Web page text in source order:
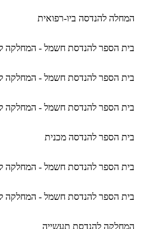
המחלה להנדסה ביו-רפואית
בית הספר להנדסת חשמל - המחלקה
בית הספר להנדסת חשמל - המחלקה
בית הספר להנדסת חשמל - המחלקה
בית הספר להנדסה מכנית
בית הספר להנדסת חשמל - המחלקה
בית הספר להנדסת חשמל - המחלקה
המחלקה להנדסת תעשייה